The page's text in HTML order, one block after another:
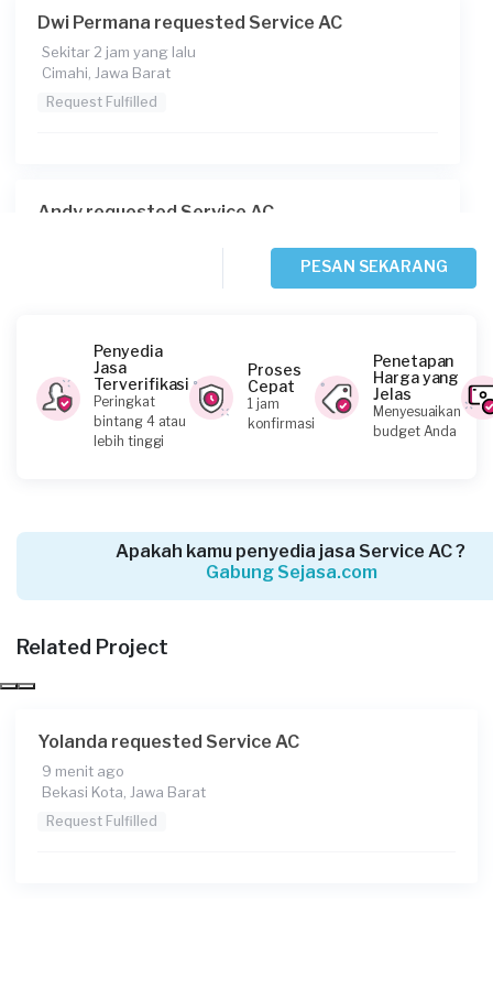
Dwi Permana requested Service AC
Sekitar 2 jam yang lalu
Cimahi, Jawa Barat
Request Fulfilled
Andy requested Service AC
Citra Kastilong requested Service AC
Sekitar 3 jam yang lalu
Bogor Kabupaten, Jawa Barat
Bekasi Kabupaten, Jawa Barat
Humam requested Service AC
Bogor Kabupaten, Jawa Barat
PESAN SEKARANG
Penyedia
Jasa
Terverifikasi
Peringkat
bintang 4 atau
lebih tinggi
Proses
Cepat
1 jam
konfirmasi
Penetapan
Harga yang
Jelas
Menyesuaikan
budget Anda
Apakah kamu penyedia jasa Service AC ?
Gabung Sejasa.com
Related Project
Yolanda requested Service AC
9 menit ago
Bekasi Kota, Jawa Barat
Request Fulfilled